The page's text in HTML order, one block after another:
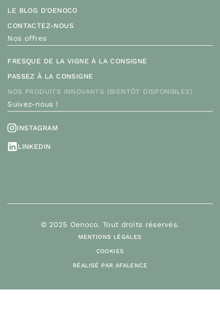
LE BLOG D'OENOCO
CONTACTEZ-NOUS
Nos offres
FRESQUE DE LA VIGNE À LA CONSIGNE
PASSEZ À LA CONSIGNE
NOS PRODUITS INNOVANTS (BIENTÔT DISPONIBLES)
Suivez-nous !
INSTAGRAM
LINKEDIN
© 2025 Oenoco. Tout droits réservés.
MENTIONS LÉGALES
COOKIES
RÉALISÉ PAR AFALENCE